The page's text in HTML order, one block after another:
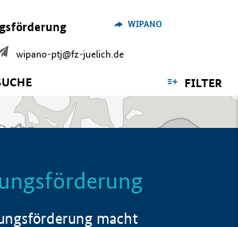
wipano-ptj@fz-juelich.de
WIPANO
FILTER
macht